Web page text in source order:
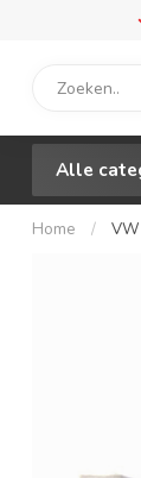
Alle
Home / VW